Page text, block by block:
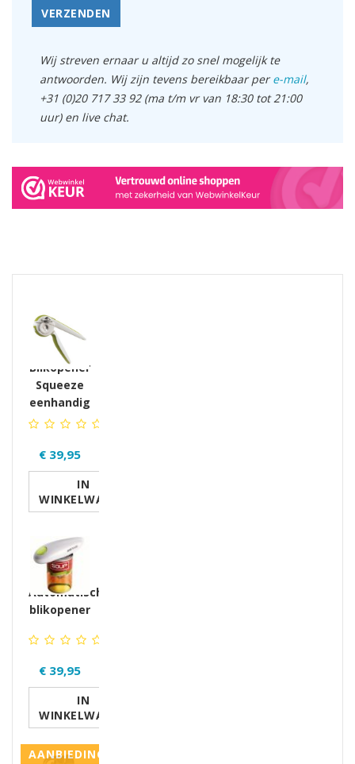
VERZENDEN
Wij streven ernaar u altijd zo snel mogelijk te
antwoorden. Wij zijn tevens bereikbaar pere-mail,
+31 (0)20 717 33 92 (ma t/m vr van 18:30 tot 21:00
uur) en live chat.
Blikopener
Squeeze
eenhandig
€ 39,95
IN
WINKELWAGEN
Automatische
blikopener
€ 39,95
IN
WINKELWAGEN
AANBIEDING